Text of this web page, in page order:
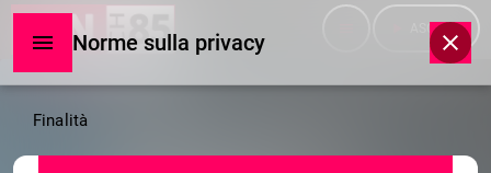
ASCOLTA
Norme sulla privacy
Norme
sulla
Finalità